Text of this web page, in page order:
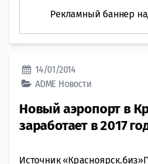
Рекламный баннер
14/01/2014
ADME Новости
Новый аэропорт в
заработает в 2017
Источник